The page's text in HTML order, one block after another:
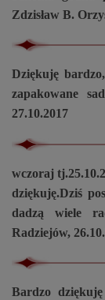
Zdzisław B.
Dziękuję
zapakowane
27.10.2017
wczoraj
dziękuję.Dziś
dadzą wiele
Radziejów,
Bardzo